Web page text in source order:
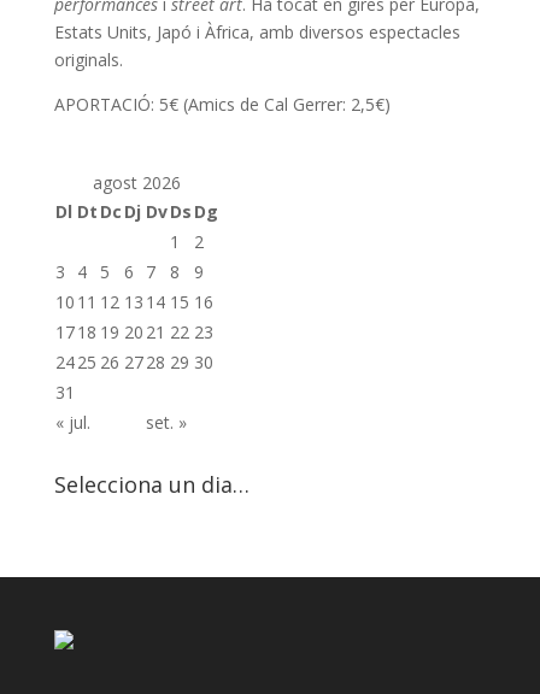
Estats Units, Japó i Àfrica, amb diversos espectacles
originals.
APORTACIÓ: 5€ (Amics de Cal Gerrer: 2,5€)
agost 2026
Dl Dt Dc Dj DvDs Dg
1
2
3
4 5 6 7 8
9
10 11 12 13 14 15 16
1718 19 20 21 22 23
2425 26 2728 29 30
31
« jul.
set. »
Selecciona un dia…